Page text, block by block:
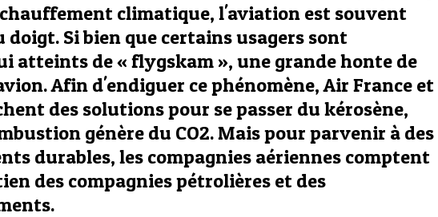
climatique, l'aviation est souvent
doigt. Si bien que certains usagers sont
atteints de « flygskam », une grande honte de
Afin d'endiguer ce phénomène, Air France et
des solutions pour se passer du kérosène,
génère du CO2. Mais pour parvenir à des
durables, les compagnies aériennes comptent
des compagnies pétrolières et des